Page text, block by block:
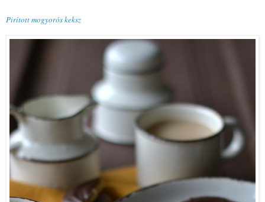
Pirított mogyorós keksz